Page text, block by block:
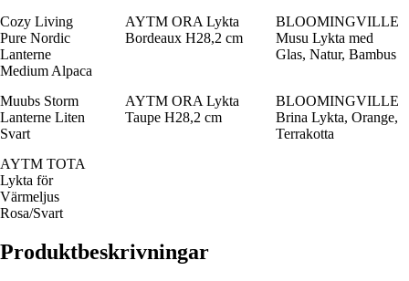
Cozy Living
Pure Nordic
Lanterne
Medium Alpaca
AYTM ORA Lykta
Bordeaux H28,2 cm
BLOOMINGVILLE
Musu Lykta med
Glas, Natur, Bambus
Muubs Storm
Lanterne Liten
Svart
AYTM ORA Lykta
Taupe H28,2 cm
BLOOMINGVILLE
Brina Lykta, Orange,
Terrakotta
AYTM TOTA
Lykta för
Värmeljus
Rosa/Svart
Produktbeskrivningar